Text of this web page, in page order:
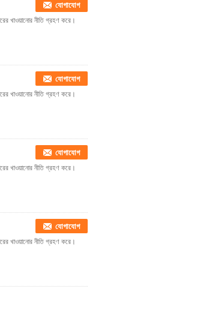
যোগাযোগ
খাওয়ানোর নীতি গ্রহণ করে।
যোগাযোগ
খাওয়ানোর নীতি গ্রহণ করে।
যোগাযোগ
খাওয়ানোর নীতি গ্রহণ করে।
যোগাযোগ
খাওয়ানোর নীতি গ্রহণ করে।